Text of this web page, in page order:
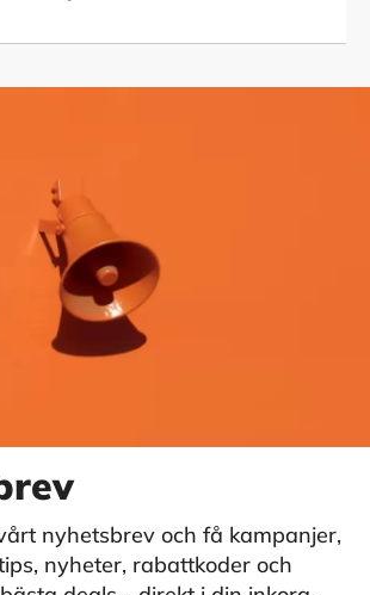
nyhetsbrev och få kampanjer,
nyheter, rabattkoder och